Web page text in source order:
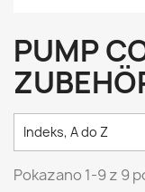
PUMP
Indeks, A do Z
Pokazano 1-9 z 9